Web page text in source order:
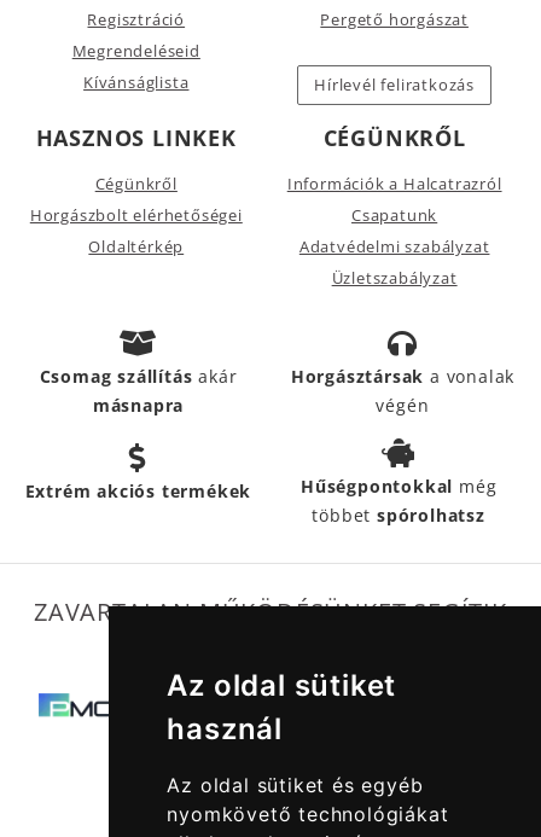
Az oldal sütiket
használ
Az oldal sütiket és egyéb
nyomkövető technológiákat
Regisztráció
Megrendeléseid
Kívánságlista
Pergető horgászat
Hírlevél feliratkozás
HASZNOS LINKEK
Cégünkről
Horgászbolt elérhetőségei
Oldaltérkép
CÉGÜNKRŐL
Információk a Halcatrazról
Csapatunk
Adatvédelmi szabályzat
Üzletszabályzat
Csomag szállításakár
másnapra
Horgásztársak a vonalak
végén
Extrém akciós termékek Hűségpontokkal még
többetspórolhatsz
ZAVARTALAN MŰKÖDÉSÜNKET SEGÍTIK